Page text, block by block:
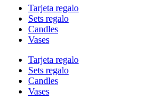
Tarjeta regalo
Sets regalo
Candles
Vases
Tarjeta regalo
Sets regalo
Candles
Vases